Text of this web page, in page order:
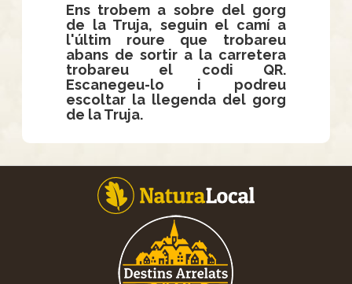
Ens trobem a sobre del gorg
de la Truja, seguin el camí a
l'últim roure que trobareu
abans de sortir a la carretera
trobareu el codi QR.
Escanegeu-lo i podreu
escoltar la llegenda del gorg
de la Truja.